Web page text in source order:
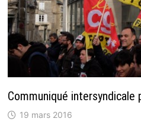
Communiqué intersyndicale
19 mars 2016